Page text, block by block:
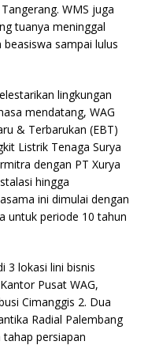
WMS juga
tuanya meninggal
sampai lulus
lingkungan
mendatang, WAG
& Terbarukan (EBT)
Listrik Tenaga Surya
dengan PT Xurya
hingga
ini dimulai dengan
untuk periode 10 tahun
3 lokasi lini bisnis
Pusat WAG,
Cimanggis 2. Dua
Radial Palembang
persiapan